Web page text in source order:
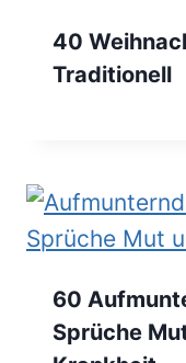
40
Traditionell
60
Sprüche